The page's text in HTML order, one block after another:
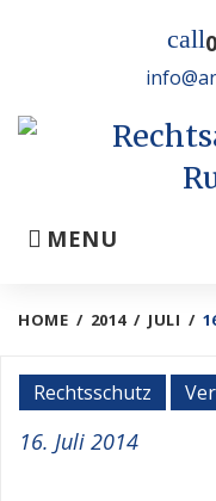
call
MENU
HOME / 2014 / JULI /
Tag:
16.
Rechtsschutz
16. Juli 2014